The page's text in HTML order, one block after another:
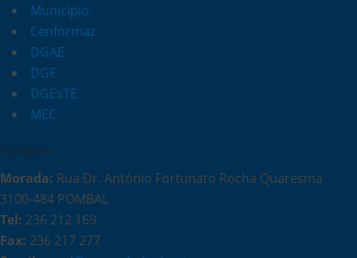
Município
Cenformaz
DGAE
DGE
DGEsTE
MEC
Contactos
Morada: Rua Dr. António Fortunato Rocha Quaresma
3100-484 POMBAL
Tel: 236 212 169
Fax: 236 217 277